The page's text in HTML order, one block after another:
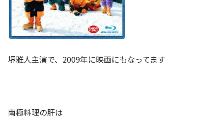
堺雅人主演で、2009年に映画にもなってます
南極料理の肝は